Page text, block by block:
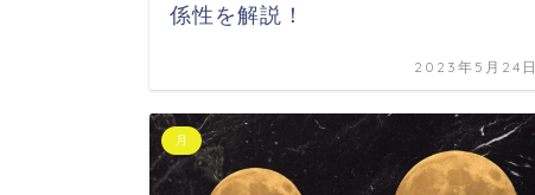
係性を解説！
2023年5月24日
月